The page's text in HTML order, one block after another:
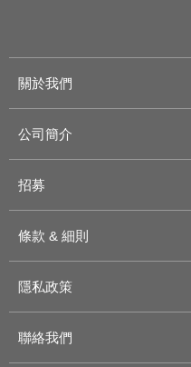
關於我們
公司簡介
招募
條款 & 細則
隱私政策
聯絡我們